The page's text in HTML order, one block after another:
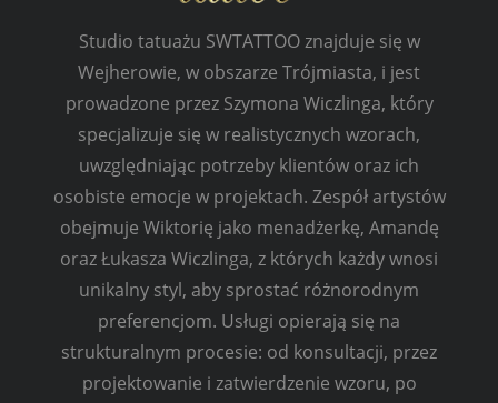
Studio tatuażu SWTATTOO znajduje się w
Wejherowie, w obszarze Trójmiasta, i jest
prowadzone przez Szymona Wiczlinga, który
specjalizuje się w realistycznych wzorach,
uwzględniając potrzeby klientów oraz ich
osobiste emocje w projektach. Zespół artystów
obejmuje Wiktorię jako menadżerkę, Amandę
oraz Łukasza Wiczlinga, z których każdy wnosi
unikalny styl, aby sprostać różnorodnym
preferencjom. Usługi opierają się na
strukturalnym procesie: od konsultacji, przez
projektowanie i zatwierdzenie wzoru, po